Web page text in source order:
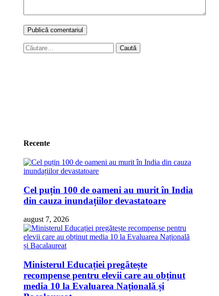
Caută
după:
Recente
Cel puțin 100 de oameni au murit în India
din cauza inundațiilor devastatoare
august 7, 2026
Ministerul Educației pregătește
recompense pentru elevii care au obținut
media 10 la Evaluarea Națională și